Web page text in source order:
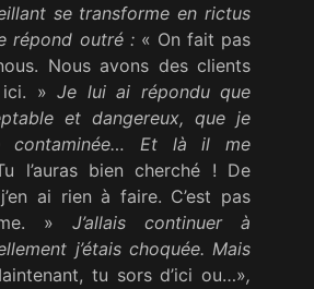
se transforme en rictus
répond outré : « On fait pas
Nous avons des clients
ici. » Je lui ai répondu que
et dangereux, que je
contaminée… Et là il me
l’auras bien cherché ! De
ai rien à faire. C’est pas
» J’allais continuer à
j’étais choquée. Mais
tu sors d’ici ou…»,